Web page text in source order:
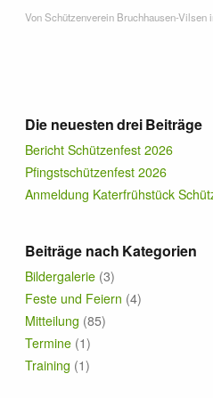
Impressum
News
Förderer & Sponsoren
Links
VonSchützenverein Bruchhausen-Vilsen
Die neuesten drei Beiträge
Bericht Schützenfest 2026
Pfingstschützenfest 2026
Anmeldung Katerfrühstück
Beiträge nach Kategorien
Bildergalerie (3)
Feste und Feiern (4)
Mitteilung (85)
Termine (1)
Training (1)